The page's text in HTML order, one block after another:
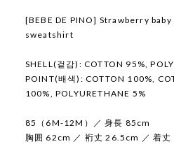
[BEBE DE PINO] Strawberry
sweatshirt
SHELL(겉감): COTTON 95%,
POINT(배색): COTTON 100%,
100%, POLYURETHANE 5%
85（6M-12M）／ 身長 85cm
胸囲 62cm ／ 裄丈 26.5cm ／ 着